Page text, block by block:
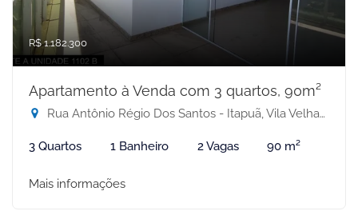
R$ 1.182.300
Apartamento à Venda com 3 quartos, 90m²
Rua Antônio Régio Dos Santos - Itapuã, Vila Velha-ES
3 Quartos 1 Banheiro 2 Vagas 90 m²
Mais informações